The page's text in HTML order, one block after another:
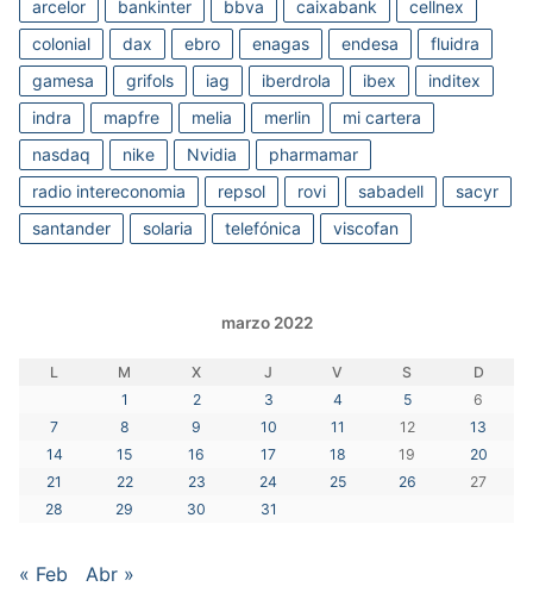
arcelor
bankinter bbva caixabank
cellnex
colonial
dax ebro enagas endesa
fluidra
gamesa
grifols iag iberdrola ibex
inditex
indra
mapfre melia merlin
mi cartera
nasdaq
nike Nvidia
pharmamar
radio intereconomia
repsol rovi sabadell
sacyr
santander
solaria telefónica viscofan
marzo 2022
L M X J V S
D
1
2 3 4 5
6
7
8 9 10 11 12
13
14
15 16 17 18 19
20
21
22 23 24 25 26
27
28
29 30 31
« Feb Abr »